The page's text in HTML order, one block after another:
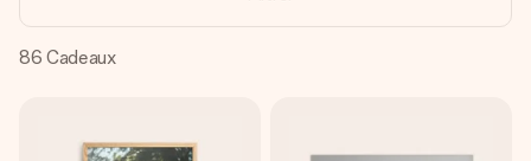
Créez quelque chose d’unique en quelques étapes – avec
son prénom, votre photo ou un message qui touche le cœur.
Sans complications, juste tout l’amour pour le moment idéal.
86 Cadeaux